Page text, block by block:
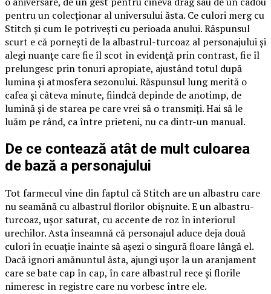
pentru un colecționar al universului ăsta. Ce culori merg cu
Stitch și cum le potrivești cu perioada anului. Răspunsul
scurt e că pornești de la albastrul-turcoaz al personajului și
alegi nuanțe care fie îl scot în evidență prin contrast, fie îl
prelungesc prin tonuri apropiate, ajustând totul după
lumina și atmosfera sezonului. Răspunsul lung merită o
cafea și câteva minute, fiindcă depinde de anotimp, de
lumină și de starea pe care vrei să o transmiți. Hai să le
luăm pe rând, ca între prieteni, nu ca dintr-un manual.
De ce contează atât de mult culoarea
de bază a personajului
Tot farmecul vine din faptul că Stitch are un albastru care
nu seamănă cu albastrul florilor obișnuite. E un albastru-
turcoaz, ușor saturat, cu accente de roz în interiorul
urechilor. Asta înseamnă că personajul aduce deja două
culori în ecuație înainte să așezi o singură floare lângă el.
Dacă ignori amănuntul ăsta, ajungi ușor la un aranjament
care se bate cap în cap, în care albastrul rece și florile
nimeresc în registre care nu vorbesc între ele.